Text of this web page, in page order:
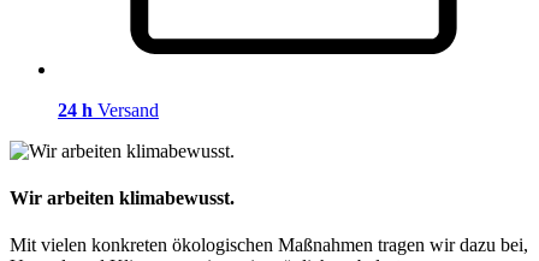
24 h Versand
Wir arbeiten klimabewusst.
Mit vielen konkreten ökologischen Maßnahmen tragen wir dazu bei,